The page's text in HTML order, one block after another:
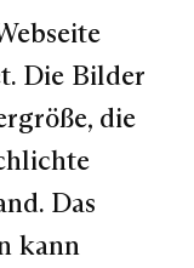
Die Bilder
die
Das
kann